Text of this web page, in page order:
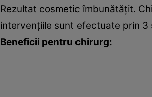
Rezultat cosmetic îmbunătăţit.
intervenţiile sunt efectuate prin 3
Beneficii pentru chirurg: